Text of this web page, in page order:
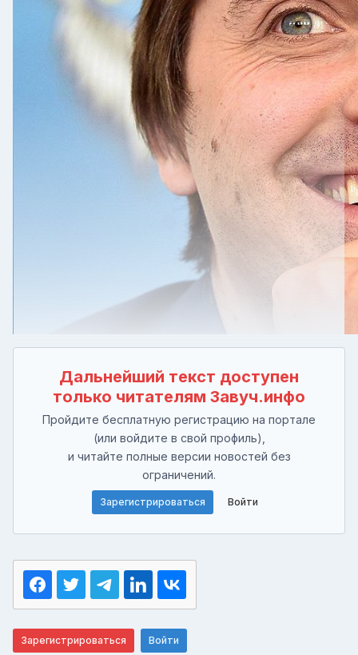
Дальнейший текст доступен
только читателям Завуч.инфо
Пройдите бесплатную регистрацию на портале
(или войдите в свой профиль),
и читайте полные версии новостей без
ограничений.
Зарегистрироваться Войти
Зарегистрироваться Войти